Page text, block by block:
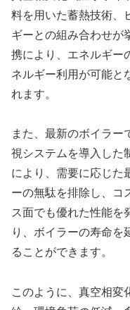
料を用いた蓄熱技術、
ギーとの組み合わせが
携により、エネルギー
ネルギー利用が可能と
れます。
また、最新のボイラー
視システムを導入した
により、需要に応じた
ーの無駄を排除し、コ
ス面でも優れた性能を
り、ボイラーの寿命を
ることができます。
このように、真空相変